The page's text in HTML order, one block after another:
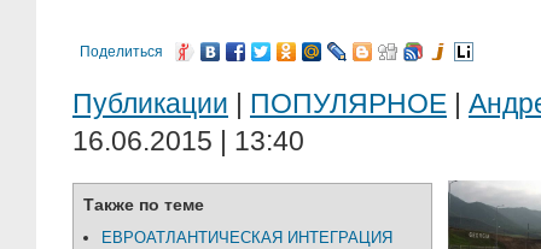
Поделиться
Публикации ПОПУЛЯРНОЕ
16.06.2015 | 13:40
Также по теме
ЕВРОАТЛАНТИЧЕСКАЯ ИНТЕГРАЦИЯ